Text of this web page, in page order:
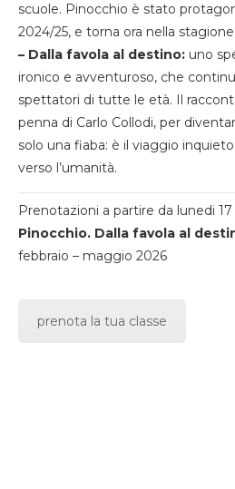
scuole. Pinocchio è stato
2024/25, e torna ora nella
– Dalla favola al destino: uno
ironico e avventuroso, che
spettatori di tutte le età. Il
penna di Carlo Collodi, per
solo una fiaba: è il viaggio
verso l’umanità.
Prenotazioni a partire da lunedi
Pinocchio. Dalla favola al
febbraio – maggio 2026
prenota la tua classe